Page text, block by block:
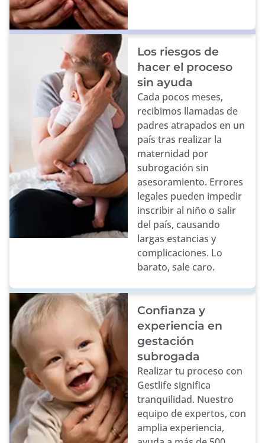
Los riesgos de
hacer el proceso
sin ayuda
Cada pocos meses,
recibimos llamadas de
padres atrapados en un
país tras realizar la
maternidad por
subrogación sin
asesoramiento. Errores
legales pueden impedir
inscribir al niño o salir
del país, causando
largas estancias y
complicaciones. Lo
barato, sale caro.
Confianza y
experiencia en
gestación
subrogada
Realizar tu proceso con
Gestlife significa
tranquilidad. Nuestro
equipo de expertos, con
amplia experiencia,